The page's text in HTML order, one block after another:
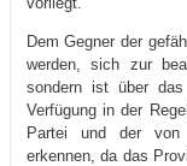
Dem Gegner der
werden, sich zur
sondern ist über
Verfügung in der
Partei und der von
erkennen, da das